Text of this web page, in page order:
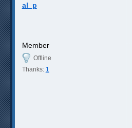
al_p
Member
Offline
Thanks: 1